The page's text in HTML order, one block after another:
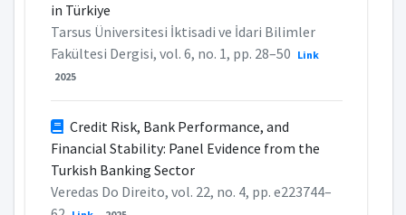
in Türkiye
Tarsus Üniversitesi İktisadi ve İdari Bilimler
Fakültesi Dergisi, vol. 6, no. 1, pp. 28–50 Link
2025
Credit Risk, Bank Performance, and
Financial Stability: Panel Evidence from the
Turkish Banking Sector
Veredas Do Direito, vol. 22, no. 4, pp. e223744–